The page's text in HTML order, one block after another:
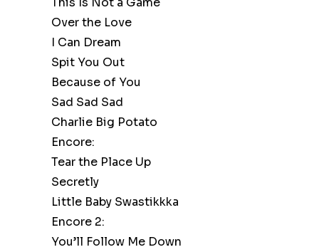
Over the Love
I Can Dream
Spit You Out
Because of You
Sad Sad Sad
Charlie Big Potato
Encore:
Tear the Place Up
Secretly
Little Baby Swastikkka
Encore 2:
You’ll Follow Me Down